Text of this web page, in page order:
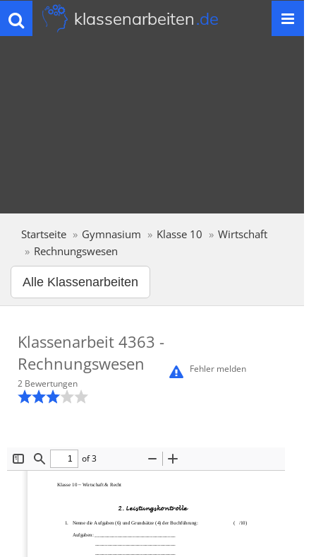
Toggle
navigation
klassenarbeiten.de
Startseite Gymnasium Klasse 10
Wirtschaft
Rechnungswesen
Alle Klassenarbeiten
Klassenarbeit 4363 -
Rechnungswesen
Fehler melden
2 Bewertungen
ToggleFind
of 3
Zoom
Klasse 10 ~ Wirtschaft & Recht
2. Leistungskontrolle
1. Nenne die Aufgaben (6) und Grundsätze (4) der Buchführung:                            (   /10)
Aufgaben: ________________________________